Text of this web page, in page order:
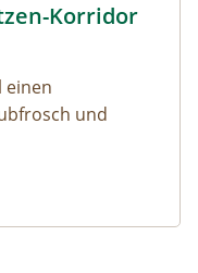
Korridor
einen
und